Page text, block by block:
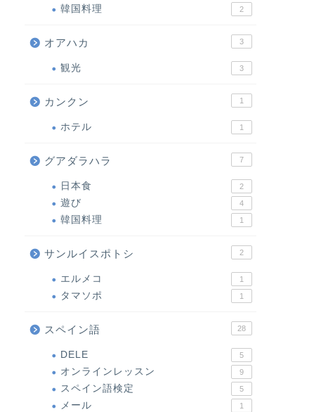
韓国料理 2
オアハカ 3
観光 3
カンクン 1
ホテル 1
グアダラハラ 7
日本食 2
遊び 4
韓国料理 1
サンルイスポトシ 2
エルメコ 1
タマソポ 1
スペイン語 28
DELE 5
オンラインレッスン 9
スペイン語検定 5
メール 1